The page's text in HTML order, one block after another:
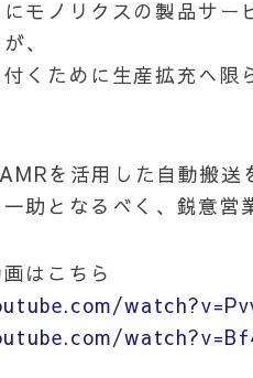
モノリクスの製品サ
、
くために生産拡充へ
を活用した自動搬送
助となるべく、鋭意営
はこちら